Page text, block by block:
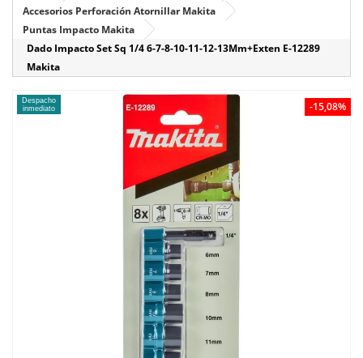
Accesorios Perforación Atornillar Makita
Puntas Impacto Makita
Dado Impacto Set Sq 1/4 6-7-8-10-11-12-13Mm+Exten E-12289
Makita
-15,08%
Despacho
inmediato